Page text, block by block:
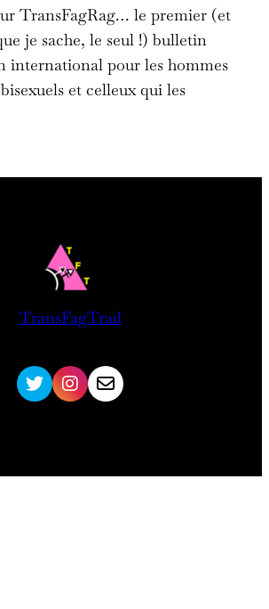
TransFagRag… le premier (et
je sache, le seul !) bulletin
international pour les hommes
et celleux qui les
TransFagTrad